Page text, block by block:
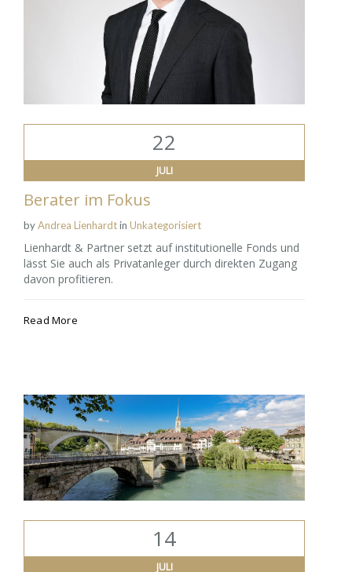
22
JULI
Berater im Fokus
byAndrea Lienhardtin Unkategorisiert
Lienhardt & Partner setzt auf institutionelle Fonds und
lässt Sie auch als Privatanleger durch direkten Zugang
davon profitieren.
Read More
14
JULI